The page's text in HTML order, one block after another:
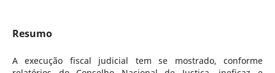
Resumo
A execução fiscal judicial tem se mostrado, conforme